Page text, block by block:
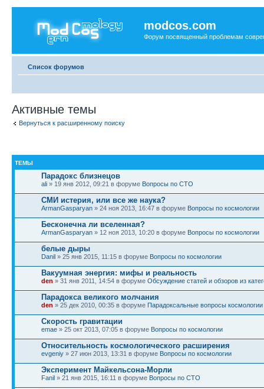
modcos.com
Форум посвященный проблемам
Список форумов
Активные темы
Вернуться к расширенному поиску
ТЕМЫ
Парадокс близнецов
ali » 19 янв 2012, 09:21 в форуме Вопросы по СТО
СМИ истерия, или все же наука?
ArmanGasparyan » 24 ноя 2013, 16:47 в форуме Вопросы по космологии
Бесконечна ли вселенная?
ArmanGasparyan » 12 ноя 2013, 10:20 в форуме Вопросы по космологии
белые дыры
Danil » 25 янв 2015, 11:15 в форуме Вопросы по космологии
Вакуумная энергия: мифы и реальность
den » 31 янв 2011, 14:54 в форуме Обсуждение статей и обзоров из
Парадокса великого молчания
den » 25 дек 2010, 00:35 в форуме Парадоксальные вопросы космологии
Скорость гравитации
emae » 25 окт 2013, 07:05 в форуме Вопросы по космологии
Относительность космологического расширения
evgeniy » 27 июн 2013, 13:31 в форуме Вопросы по космологии
Эксперимент Майкельсона-Морли
Fanil » 21 янв 2015, 16:11 в форуме Вопросы по СТО